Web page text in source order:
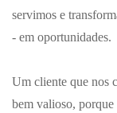
servimos e
- em oportunidades.
Um cliente que nos
bem valioso,